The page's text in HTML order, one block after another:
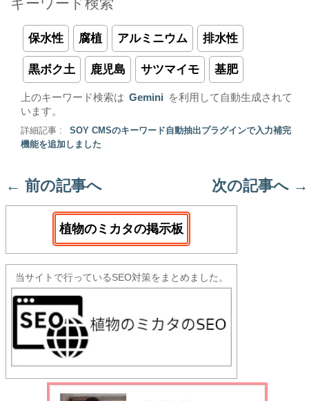
保水性 腐植 アルミニウム 排水性
黒ボク土 鹿児島 サツマイモ 基肥
上のキーワード検索は Gemini
を利用して自動生成されて
います。
詳細記事 :
SOY CMSのキーワード自動抽出プラグインで入力補完
機能を追加しました
← 前の記事へ 次の記事へ →
植物のミカタの掲示板
当サイトで行っているSEO対策をまとめました。